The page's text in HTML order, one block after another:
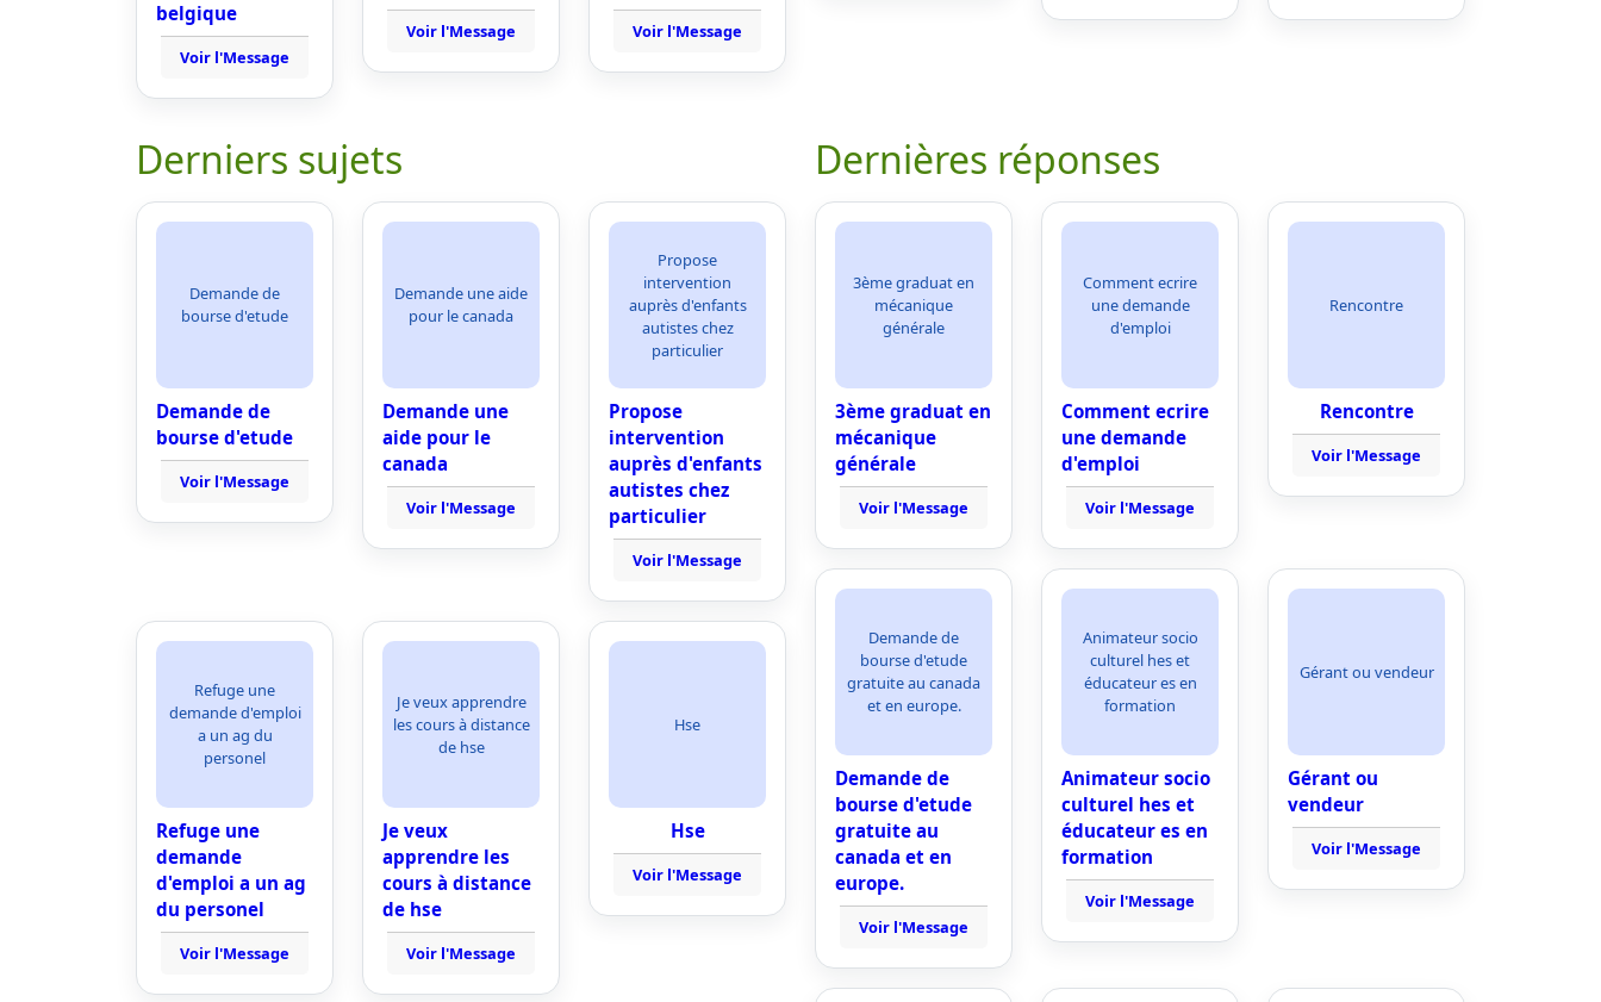
belgique
Voir l'Message
Voir l'Message Voir l'Message
Derniers sujets
Demande de
bourse d'etude
Demande de
bourse d'etude
Voir l'Message
Demande une aide
pour le canada
Demande une
aide pour le
canada
Voir l'Message
Propose
intervention
auprès d'enfants
autistes chez
particulier
Propose
intervention
auprès d'enfants
autistes chez
particulier
Voir l'Message
Refuge une
demande d'emploi
a un ag du
personel
Refuge une
demande
d'emploi a un ag
du personel
Voir l'Message
Je veux apprendre
les cours à distance
de hse
Je veux
apprendre les
cours à distance
de hse
Voir l'Message
Hse
Hse
Voir l'Message
Dernières réponses
3ème graduat en
mécanique
générale
3ème graduat en
mécanique
générale
Voir l'Message
Comment ecrire
une demande
d'emploi
Comment ecrire
une demande
d'emploi
Voir l'Message
Rencontre
Rencontre
Voir l'Message
Demande de
bourse d'etude
gratuite au canada
et en europe.
Demande de
bourse d'etude
gratuite au
canada et en
europe.
Voir l'Message
Animateur socio
culturel hes et
éducateur es en
formation
Animateur socio
culturel hes et
éducateur es en
formation
Voir l'Message
Gérant ou vendeur
Gérant ou
vendeur
Voir l'Message